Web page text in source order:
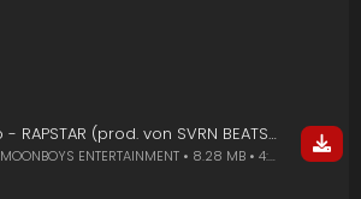
Amo x Nimo - RAPSTAR (prod. von SVRN BEATS) [Official Video]
385idéal and MOONBOYS ENTERTAINMENT • 8.28 MB • 4:25 min